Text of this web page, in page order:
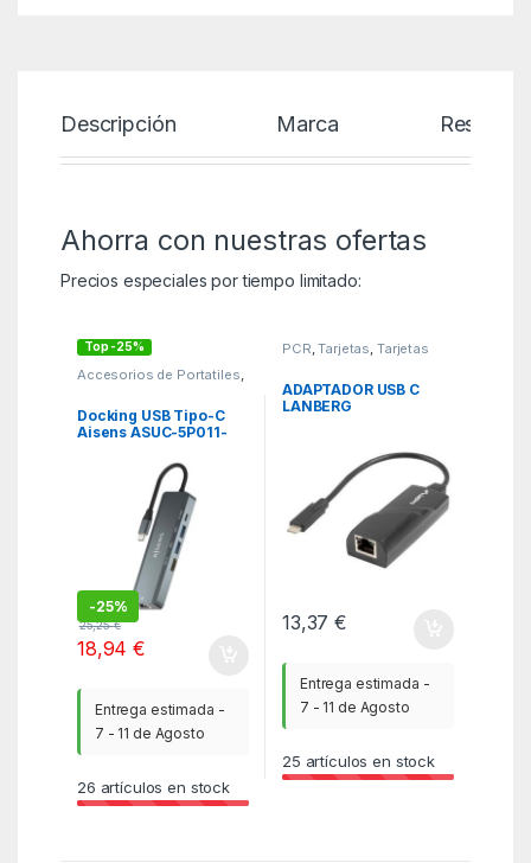
Descripción Marca Reseñas
Ahorra con nuestras ofertas
Precios especiales por tiempo limitado:
Top -25%
Accesorios de Portatiles
Docking USB Tipo-C
Aisens ASUC-5P011-
1xRJ45/ 1xUSB Tipo-C/
1xUSB Tipo-C PD/ Gris
-25%
25,25€
18,94€
Entrega estimada -
7 - 11 de Agosto
26 artículos en stock
PCR,Tarjetas, Tarjetas
Controladoras
ADAPTADOR USB C
LANBERG
13,37€
Entrega estimada -
7 - 11 de Agosto
25 artículos en stock